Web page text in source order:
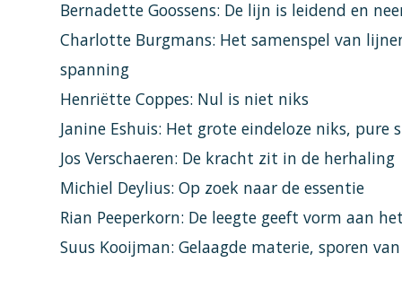
Bernadette Goossens: De lijn is leidend en
Charlotte Burgmans: Het samenspel van
spanning
Henriëtte Coppes: Nul is niet niks
Janine Eshuis: Het grote eindeloze niks, pure
Jos Verschaeren: De kracht zit in de herhaling
Michiel Deylius: Op zoek naar de essentie
Rian Peeperkorn: De leegte geeft vorm aan
Suus Kooijman: Gelaagde materie, sporen